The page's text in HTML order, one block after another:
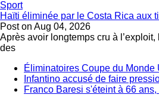
Sport
Haïti éliminée par le Costa Rica aux
Post on Aug 04, 2026
Après avoir longtemps cru à
des
Éliminatoires Coupe du
Infantino accusé de faire
Franco Baresi s'éteint à 66